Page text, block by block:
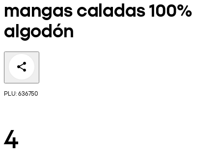
mangas caladas 100%
algodón
PLU: 636750
4